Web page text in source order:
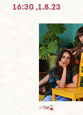
1.8.23, 16:30